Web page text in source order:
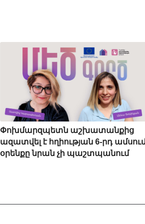
Փոխմարզպետն աշխատանքից
ազատվել է հղիության 6-րդ
օրենքը նրան չի պաշտպանում